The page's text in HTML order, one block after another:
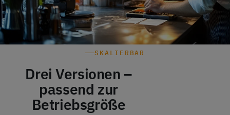
SKALIERBAR
Drei Versionen –
passend zur
Betriebsgröße